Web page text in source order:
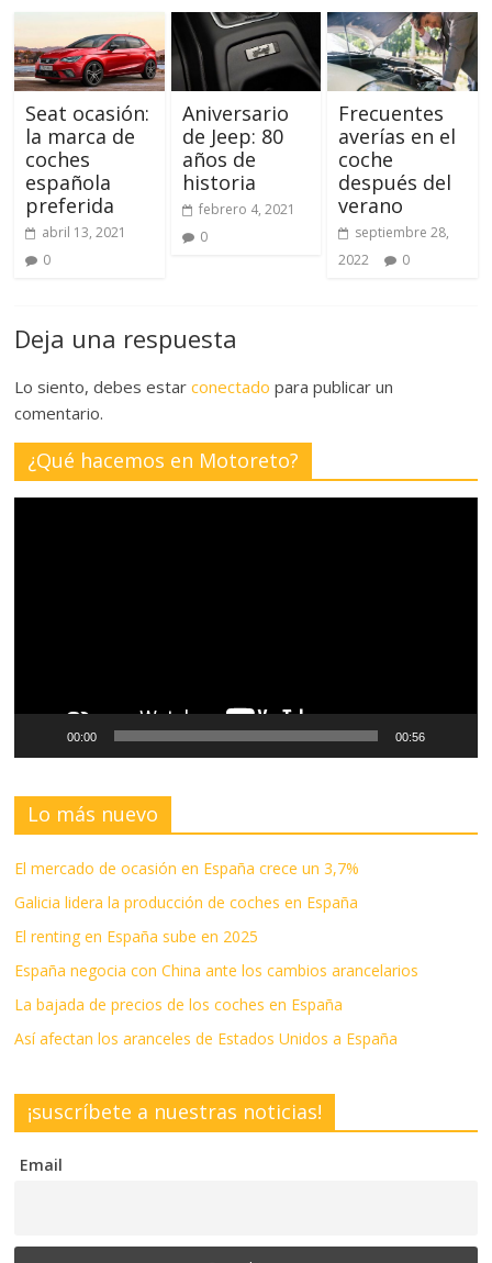
Seat ocasión:
la marca de
coches
española
preferida
abril 13, 2021
0
Aniversario
de Jeep: 80
años de
historia
febrero 4, 2021
0
Frecuentes
averías en el
coche
después del
verano
septiembre 28,
2022
0
Deja una respuesta
Lo siento, debes estarconectado para publicar un
comentario.
¿Qué hacemos en Motoreto?
00:00 00:56
Lo más nuevo
El mercado de ocasión en España crece un 3,7%
Galicia lidera la producción de coches en España
El renting en España sube en 2025
España negocia con China ante los cambios arancelarios
La bajada de precios de los coches en España
Así afectan los aranceles de Estados Unidos a España
¡suscríbete a nuestras noticias!
Email